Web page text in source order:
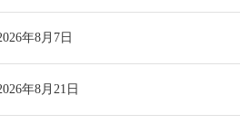
年8月7日
年8月21日